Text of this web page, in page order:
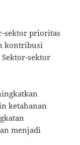
sektor prioritas
kontribusi
sektor
ketahanan
menjadi